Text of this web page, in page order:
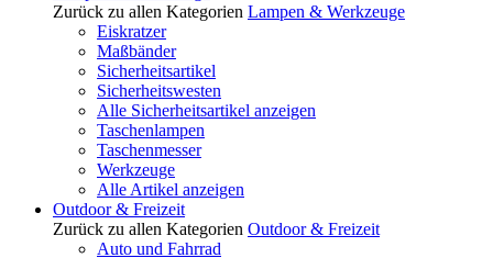
Zurück zu allen Kategorien Lampen & Werkzeuge
Eiskratzer
Maßbänder
Sicherheitsartikel
Sicherheitswesten
Alle Sicherheitsartikel anzeigen
Taschenlampen
Taschenmesser
Werkzeuge
Alle Artikel anzeigen
Outdoor & Freizeit
Zurück zu allen Kategorien Outdoor & Freizeit
Auto und Fahrrad